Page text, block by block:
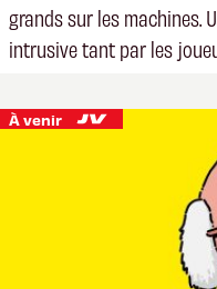
grands sur les machines.
intrusive tant par les
À venir